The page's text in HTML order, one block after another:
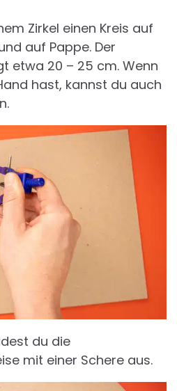
Zirkel einen Kreis auf
auf Pappe. Der
etwa 20 – 25 cm. Wenn
hast, kannst du auch
du die
mit einer Schere aus.